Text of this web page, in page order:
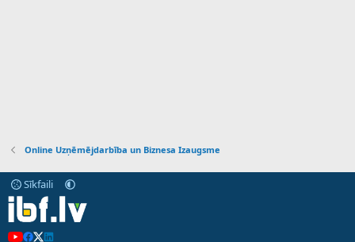
Online Uzņēmējdarbība un Biznesa Izaugsme
Sīkfaili